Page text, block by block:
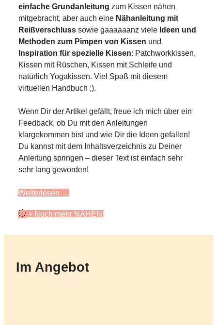
einfache Grundanleitung zum Kissen nähen
mitgebracht, aber auch eine Nähanleitung mit
Reißverschluss sowie gaaaaaanz viele Ideen und
Methoden zum Pimpen von Kissen und
Inspiration für spezielle Kissen: Patchworkkissen,
Kissen mit Rüschen, Kissen mit Schleife und
natürlich Yogakissen. Viel Spaß mit diesem
virtuellen Handbuch ;).
Wenn Dir der Artikel gefällt, freue ich mich über ein
Feedback, ob Du mit den Anleitungen
klargekommen bist und wie Dir die Ideen gefallen!
Du kannst mit dem Inhaltsverzeichnis zu Deiner
Anleitung springen – dieser Text ist einfach sehr
sehr lang geworden!
Weiterlesen …
+ Noch mehr NÄHEN!
Im Angebot